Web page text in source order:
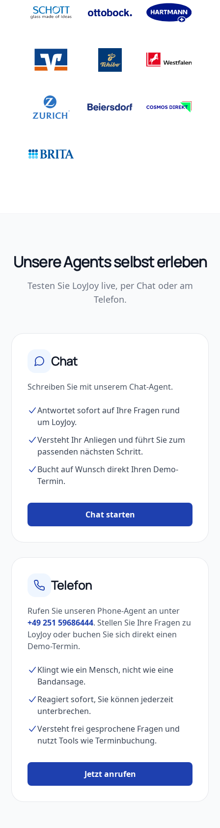
Unsere Agents selbst erleben
Testen Sie LoyJoy live, per Chat oder am
Telefon.
Chat
Schreiben Sie mit unserem Chat-Agent.
Antwortet sofort auf Ihre Fragen rund
um LoyJoy.
Versteht Ihr Anliegen und führt Sie zum
passenden nächsten Schritt.
Bucht auf Wunsch direkt Ihren Demo-
Termin.
Chat starten
Telefon
Rufen Sie unseren Phone-Agent an unter
+49 251 59686444. Stellen Sie Ihre Fragen zu
LoyJoy oder buchen Sie sich direkt einen
Demo-Termin.
Klingt wie ein Mensch, nicht wie eine
Bandansage.
Reagiert sofort, Sie können jederzeit
unterbrechen.
Versteht frei gesprochene Fragen und
nutzt Tools wie Terminbuchung.
Jetzt anrufen